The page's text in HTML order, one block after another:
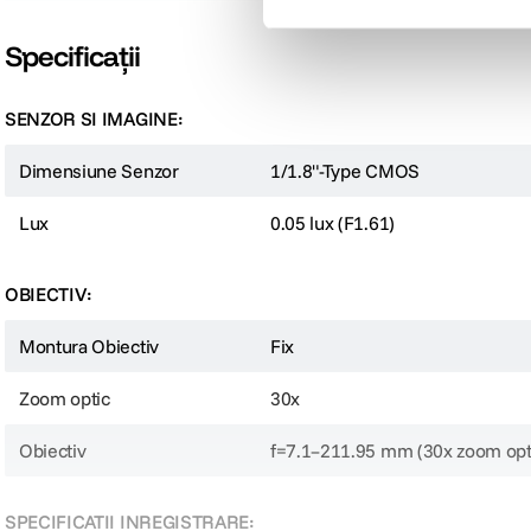
EAGLE P30 4K de la AVMatrix este o camera PTZ performanta, ideala
conectivitate extinsa prin IP, HDMI, SDI si USB. Suporta protocoale multiple
Specificații
SENZOR SI IMAGINE:
Dimensiune Senzor 1/1.8"-Type CMOS
Lux 0.05 lux (F1.61)
OBIECTIV:
Montura Obiectiv Fix
Zoom optic 30x
Obiectiv f=7.1–211.95 mm (30x zoom
SPECIFICATII INREGISTRARE: